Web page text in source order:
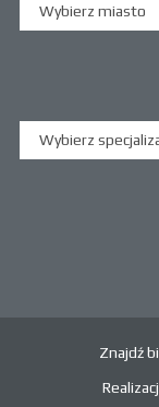
Wybierz miasto
Wybierz
Znajdź